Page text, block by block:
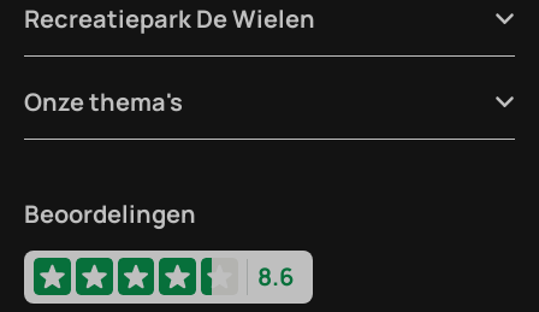
Recreatiepark De Wielen
Onze thema's
Beoordelingen
8.6